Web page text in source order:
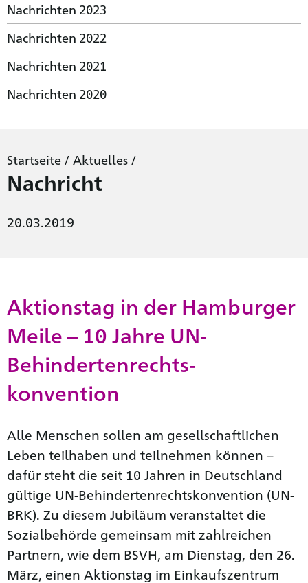
Nachrichten 2023
Nachrichten 2022
Nachrichten 2021
Nachrichten 2020
Startseite / Aktuelles /
Nachricht
20.03.2019
Aktionstag in der Hamburger
Meile – 10 Jahre UN-
Behinderten­rechts­
konvention
Alle Menschen sollen am gesellschaftlichen
Leben teilhaben und teilnehmen können –
dafür steht die seit 10 Jahren in Deutschland
gültige UN-Behinderten­rechts­konvention (UN-
BRK). Zu diesem Jubiläum veranstaltet die
Sozialbehörde gemeinsam mit zahlreichen
Partnern, wie dem BSVH, am Dienstag, den 26.
März, einen Aktionstag im Einkaufszentrum